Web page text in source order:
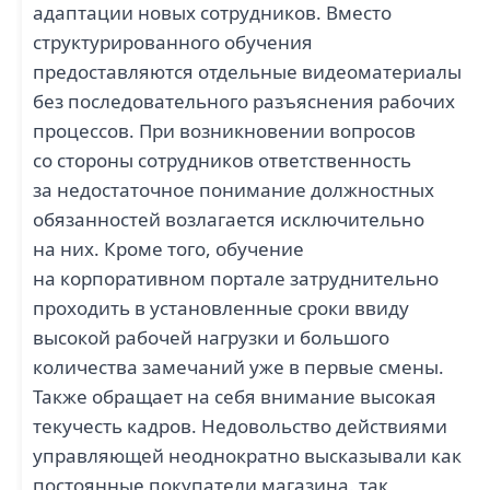
адаптации новых сотрудников. Вместо
структурированного обучения
предоставляются отдельные видеоматериалы
без последовательного разъяснения рабочих
процессов. При возникновении вопросов
со стороны сотрудников ответственность
за недостаточное понимание должностных
обязанностей возлагается исключительно
на них. Кроме того, обучение
на корпоративном портале затруднительно
проходить в установленные сроки ввиду
высокой рабочей нагрузки и большого
количества замечаний уже в первые смены.
Также обращает на себя внимание высокая
текучесть кадров. Недовольство действиями
управляющей неоднократно высказывали как